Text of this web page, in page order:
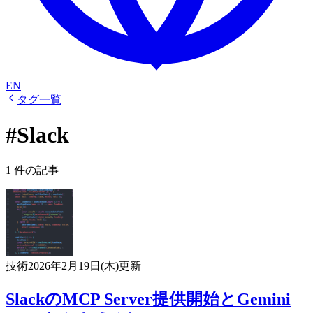
EN
タグ一覧
#Slack
1 件の記事
技術2026年2月19日(木)更新
SlackのMCP Server提供開始とGemini